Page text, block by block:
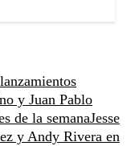
y Juan Pablo
de la semanaJesse
y Andy Rivera en